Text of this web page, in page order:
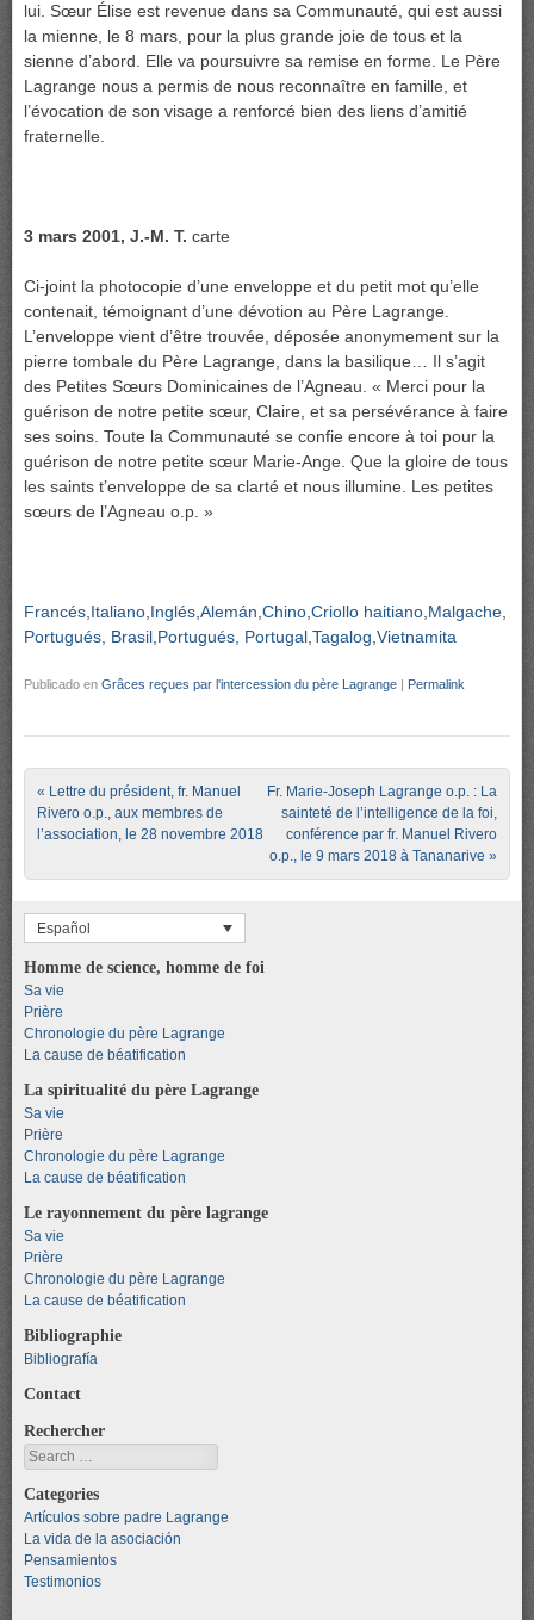
lui. Sœur Élise est revenue dans sa Communauté, qui est aussi
la mienne, le 8 mars, pour la plus grande joie de tous et la
sienne d’abord. Elle va poursuivre sa remise en forme. Le Père
Lagrange nous a permis de nous reconnaître en famille, et
l’évocation de son visage a renforcé bien des liens d’amitié
fraternelle.
3 mars 2001, J.-M. T. carte
Ci-joint la photocopie d’une enveloppe et du petit mot qu’elle
contenait, témoignant d’une dévotion au Père Lagrange.
L’enveloppe vient d’être trouvée, déposée anonymement sur la
pierre tombale du Père Lagrange, dans la basilique… Il s’agit
des Petites Sœurs Dominicaines de l’Agneau. « Merci pour la
guérison de notre petite sœur, Claire, et sa persévérance à faire
ses soins. Toute la Communauté se confie encore à toi pour la
guérison de notre petite sœur Marie-Ange. Que la gloire de tous
les saints t’enveloppe de sa clarté et nous illumine. Les petites
sœurs de l’Agneau o.p. »
Francés Italiano Inglés Alemán Chino Criollo haitiano Malgache
Portugués, Brasil Portugués, Portugal Tagalog Vietnamita
Publicado en Grâces reçues par l'intercession du père Lagrange | Permalink
Post navigation
« Lettre du président, fr. Manuel
Rivero o.p., aux membres de
l’association, le 28 novembre 2018
Fr. Marie-Joseph Lagrange o.p. : La
sainteté de l’intelligence de la foi,
conférence par fr. Manuel Rivero
o.p., le 9 mars 2018 à Tananarive »
Español
Homme de science, homme de foi
Sa vie
Prière
Chronologie du père Lagrange
La cause de béatification
La spiritualité du père Lagrange
Sa vie
Prière
Chronologie du père Lagrange
La cause de béatification
Le rayonnement du père lagrange
Sa vie
Prière
Chronologie du père Lagrange
La cause de béatification
Bibliographie
Bibliografía
Contact
Rechercher
Search
Categories
Artículos sobre padre Lagrange
La vida de la asociación
Pensamientos
Testimonios